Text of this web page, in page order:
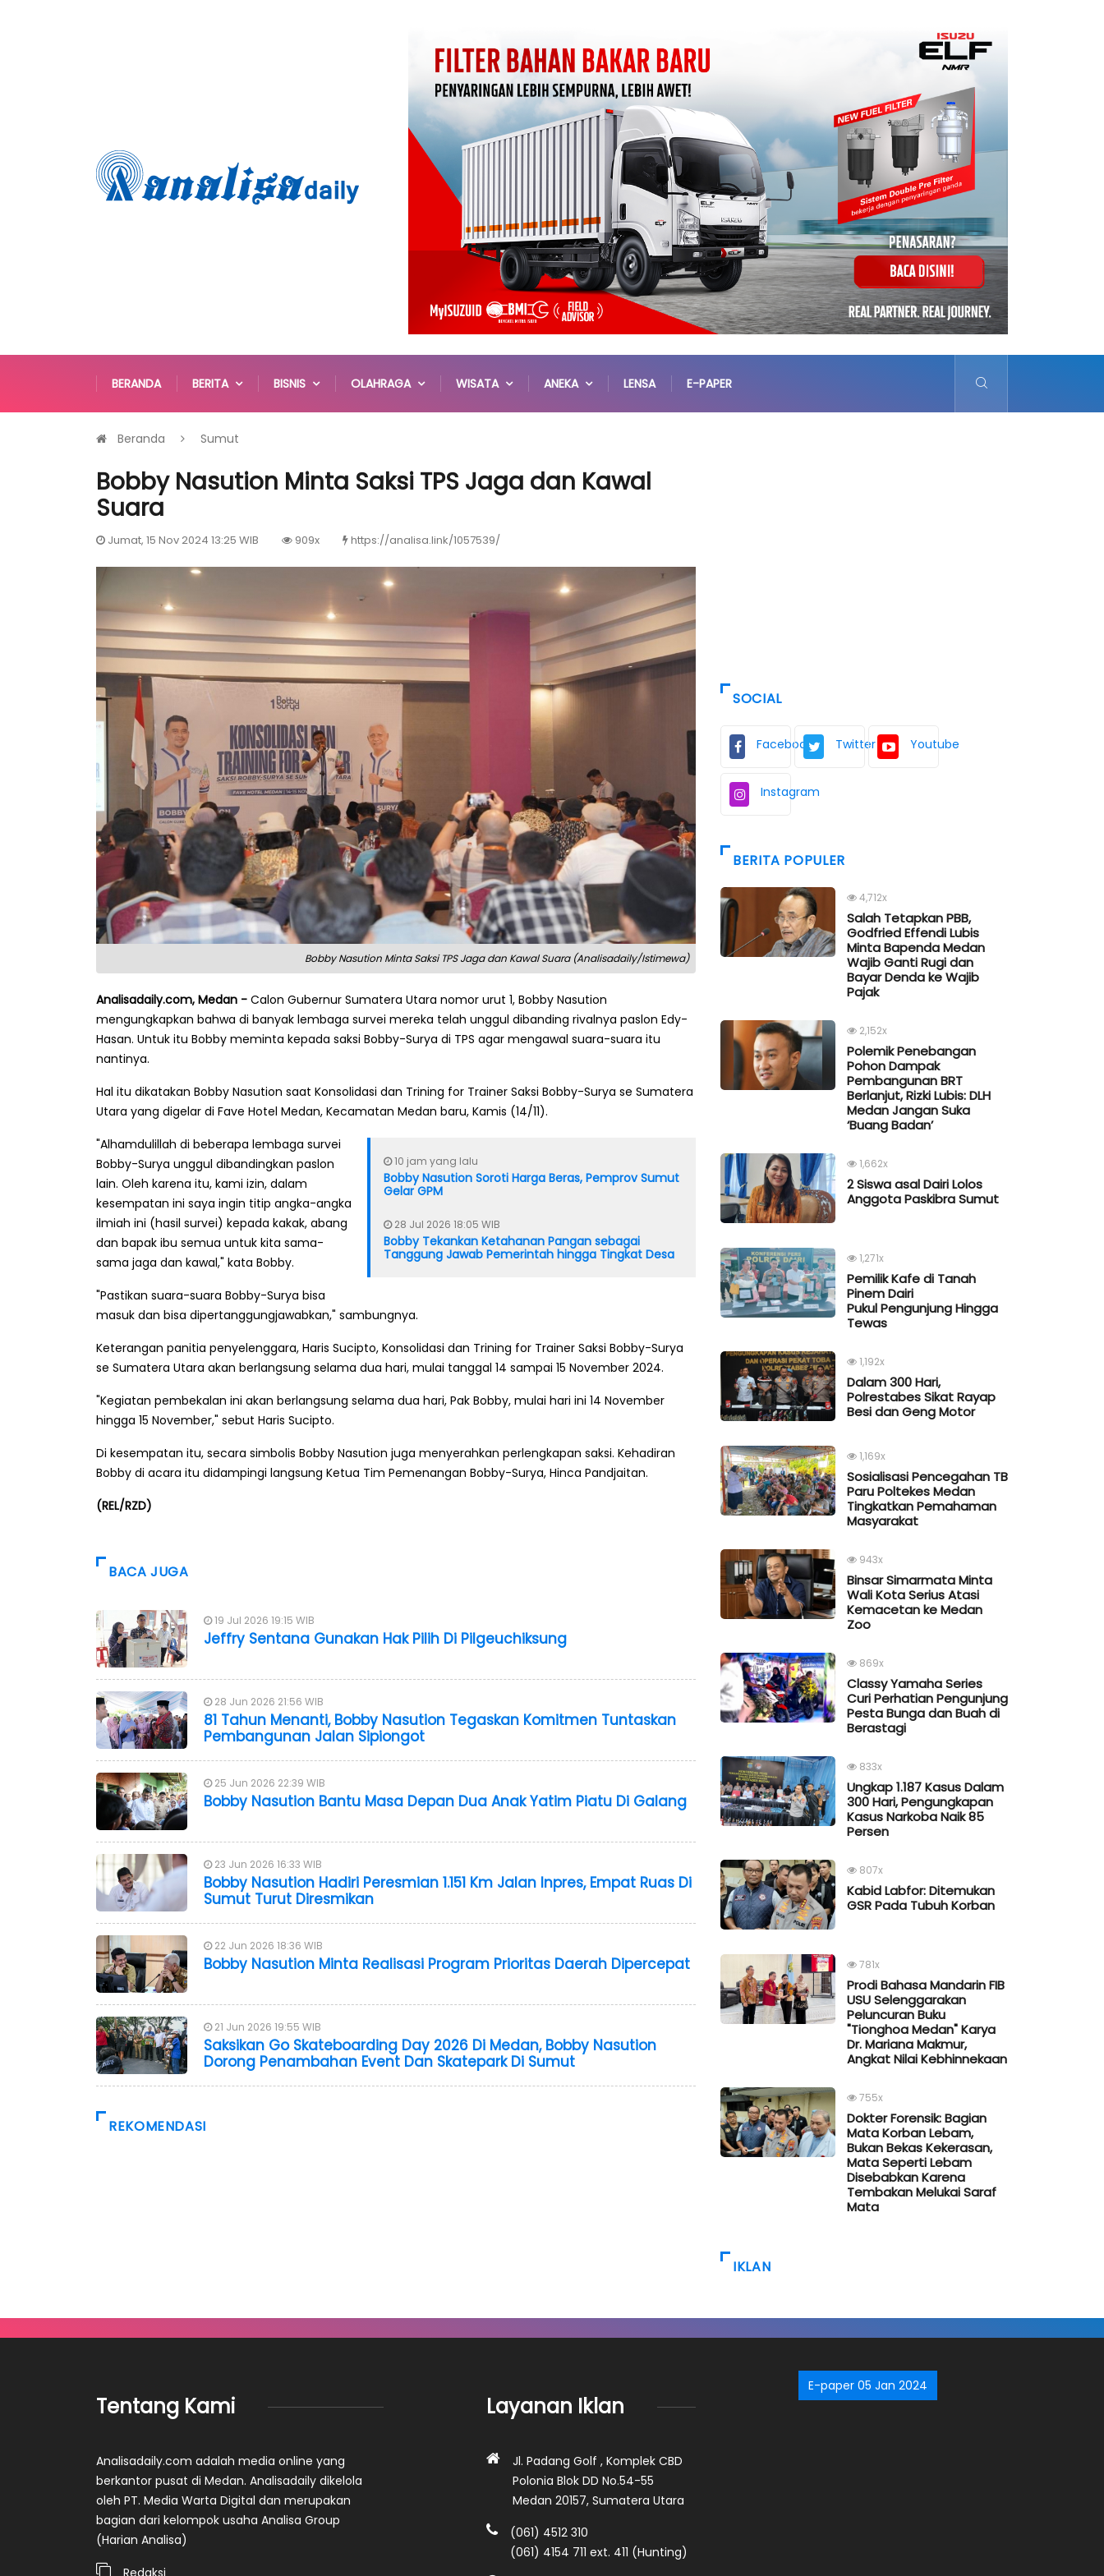
BERANDA BERITA BISNIS OLAHRAGA WISATA ANEKA LENSA E-PAPER
Beranda Sumut
Bobby Nasution Minta Saksi TPS Jaga dan Kawal
Suara
Jumat, 15 Nov 2024 13:25 WIB 909x https://analisa.link/1057539/
Bobby Nasution Minta Saksi TPS Jaga dan Kawal Suara (Analisadaily/Istimewa)
Analisadaily.com, Medan - Calon Gubernur Sumatera Utara nomor urut 1, Bobby Nasution
mengungkapkan bahwa di banyak lembaga survei mereka telah unggul dibanding rivalnya paslon Edy-
Hasan. Untuk itu Bobby meminta kepada saksi Bobby-Surya di TPS agar mengawal suara-suara itu
nantinya.
Hal itu dikatakan Bobby Nasution saat Konsolidasi dan Trining for Trainer Saksi Bobby-Surya se Sumatera
Utara yang digelar di Fave Hotel Medan, Kecamatan Medan baru, Kamis (14/11).
10 jam yang lalu
Bobby Nasution Soroti Harga Beras, Pemprov Sumut
Gelar GPM
28 Jul 2026 18:05 WIB
Bobby Tekankan Ketahanan Pangan sebagai
Tanggung Jawab Pemerintah hingga Tingkat Desa
"Alhamdulillah di beberapa lembaga survei
Bobby-Surya unggul dibandingkan paslon
lain. Oleh karena itu, kami izin, dalam
kesempatan ini saya ingin titip angka-angka
ilmiah ini (hasil survei) kepada kakak, abang
dan bapak ibu semua untuk kita sama-
sama jaga dan kawal," kata Bobby.
"Pastikan suara-suara Bobby-Surya bisa
masuk dan bisa dipertanggungjawabkan," sambungnya.
Keterangan panitia penyelenggara, Haris Sucipto, Konsolidasi dan Trining for Trainer Saksi Bobby-Surya
se Sumatera Utara akan berlangsung selama dua hari, mulai tanggal 14 sampai 15 November 2024.
"Kegiatan pembekalan ini akan berlangsung selama dua hari, Pak Bobby, mulai hari ini 14 November
hingga 15 November," sebut Haris Sucipto.
Di kesempatan itu, secara simbolis Bobby Nasution juga menyerahkan perlengkapan saksi. Kehadiran
Bobby di acara itu didampingi langsung Ketua Tim Pemenangan Bobby-Surya, Hinca Pandjaitan.
(REL/RZD)
BACA JUGA
19 Jul 2026 19:15 WIB
Jeffry Sentana Gunakan Hak Pilih Di Pilgeuchiksung
28 Jun 2026 21:56 WIB
81 Tahun Menanti, Bobby Nasution Tegaskan Komitmen Tuntaskan
Pembangunan Jalan Sipiongot
25 Jun 2026 22:39 WIB
Bobby Nasution Bantu Masa Depan Dua Anak Yatim Piatu Di Galang
23 Jun 2026 16:33 WIB
Bobby Nasution Hadiri Peresmian 1.151 Km Jalan Inpres, Empat Ruas Di
Sumut Turut Diresmikan
22 Jun 2026 18:36 WIB
Bobby Nasution Minta Realisasi Program Prioritas Daerah Dipercepat
21 Jun 2026 19:55 WIB
Saksikan Go Skateboarding Day 2026 Di Medan, Bobby Nasution
Dorong Penambahan Event Dan Skatepark Di Sumut
REKOMENDASI
SOCIAL
Facebook Twitter Youtube
Instagram
BERITA POPULER
4,712x
Salah Tetapkan PBB,
Godfried Effendi Lubis
Minta Bapenda Medan
Wajib Ganti Rugi dan
Bayar Denda ke Wajib
Pajak
2,152x
Polemik Penebangan
Pohon Dampak
Pembangunan BRT
Berlanjut, Rizki Lubis: DLH
Medan Jangan Suka
‘Buang Badan’
1,662x
2 Siswa asal Dairi Lolos
Anggota Paskibra Sumut
1,271x
Pemilik Kafe di Tanah
Pinem Dairi
Pukul Pengunjung Hingga
Tewas
1,192x
Dalam 300 Hari,
Polrestabes Sikat Rayap
Besi dan Geng Motor
1,169x
Sosialisasi Pencegahan TB
Paru Poltekes Medan
Tingkatkan Pemahaman
Masyarakat
943x
Binsar Simarmata Minta
Wali Kota Serius Atasi
Kemacetan ke Medan
Zoo
869x
Classy Yamaha Series
Curi Perhatian Pengunjung
Pesta Bunga dan Buah di
Berastagi
833x
Ungkap 1.187 Kasus Dalam
300 Hari, Pengungkapan
Kasus Narkoba Naik 85
Persen
807x
Kabid Labfor: Ditemukan
GSR Pada Tubuh Korban
781x
Prodi Bahasa Mandarin FIB
USU Selenggarakan
Peluncuran Buku
"Tionghoa Medan" Karya
Dr. Mariana Makmur,
Angkat Nilai Kebhinnekaan
755x
Dokter Forensik: Bagian
Mata Korban Lebam,
Bukan Bekas Kekerasan,
Mata Seperti Lebam
Disebabkan Karena
Tembakan Melukai Saraf
Mata
IKLAN
Tentang Kami
Analisadaily.com adalah media online yang
berkantor pusat di Medan. Analisadaily dikelola
oleh PT. Media Warta Digital dan merupakan
bagian dari kelompok usaha Analisa Group
(Harian Analisa)
Layanan Iklan
Jl. Padang Golf , Komplek CBD
Polonia Blok DD No.54-55
Medan 20157, Sumatera Utara
(061) 4512 310
(061) 4154 711 ext. 411 (Hunting)
E-paper 05 Jan 2024